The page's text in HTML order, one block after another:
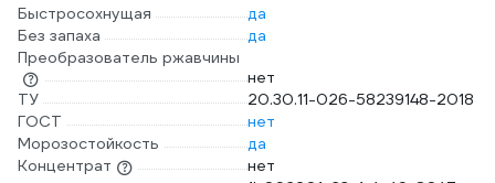
Быстросохнущая
да
Без запаха
да
Преобразователь ржавчины
нет
ТУ
20.30.11-026-58239148-2018
ГОСТ
нет
Морозостойкость
да
Концентрат
нет